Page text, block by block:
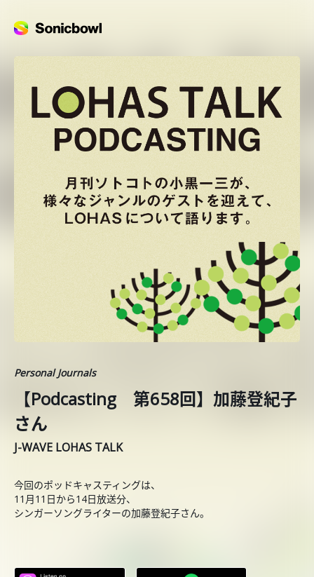
Personal Journals
【Podcasting 第658回】加藤登紀子
さん
J-WAVE LOHAS TALK
今回のポッドキャスティングは、
11月11日から14日放送分、
シンガーソングライターの加藤登紀子さん。